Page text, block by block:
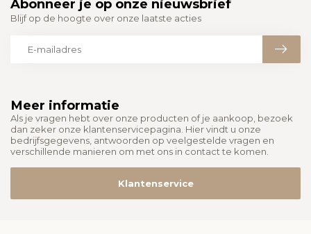
Meer informatie
Als je vragen hebt over onze producten of je aankoop, bezoek
dan zeker onze klantenservicepagina. Hier vindt u onze
bedrijfsgegevens, antwoorden op veelgestelde vragen en
verschillende manieren om met ons in contact te komen.
Klantenservice
Abonneer je op onze nieuwsbrief
Blijf op de hoogte over onze laatste acties